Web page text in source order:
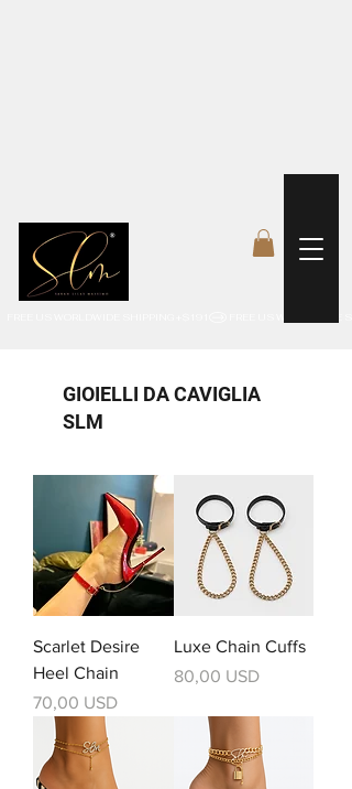
GIOIELLI DA CAVIGLIA
SLM
Scarlet Desire
Heel Chain
Prezzo
70,00 USD
Luxe Chain Cuffs
Prezzo
80,00 USD